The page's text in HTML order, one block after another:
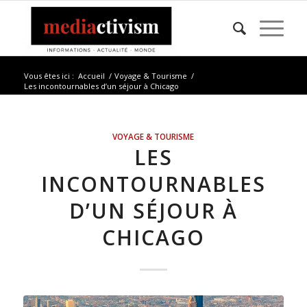
Vous êtes ici : Accueil / Voyage & Tourisme /
Les incontournables d’un séjour à Chicago
VOYAGE & TOURISME
LES
INCONTOURNABLES
D’UN SÉJOUR À
CHICAGO